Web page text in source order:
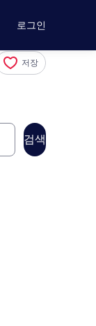
로그인
저장
검색